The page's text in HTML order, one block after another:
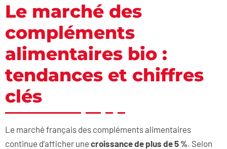
Le marché des
compléments
alimentaires bio :
tendances et chiffres
clés
Le marché français des compléments alimentaires
continue d’afficher une croissance de plus de 5 %. Selon